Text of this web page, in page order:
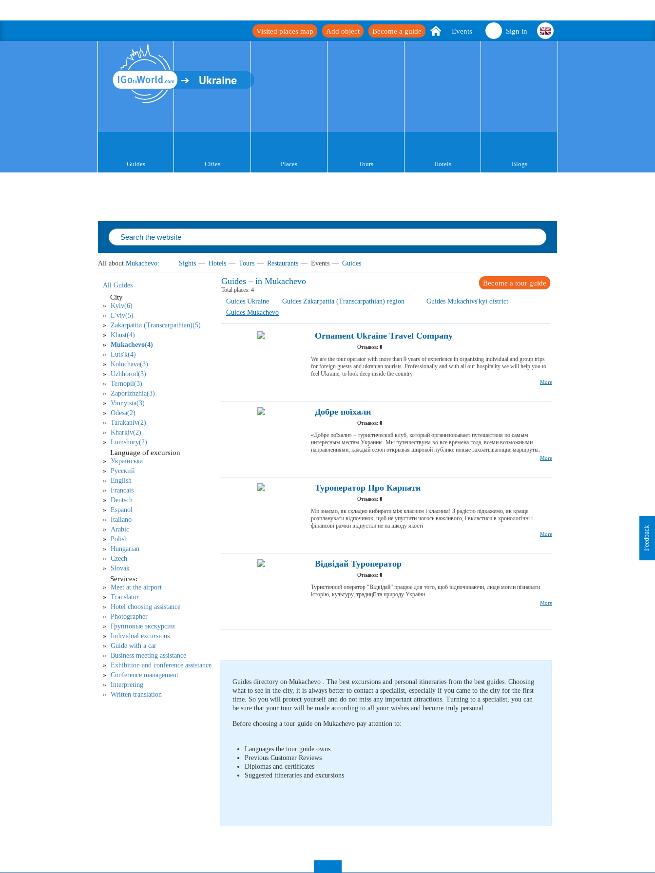
Sign in
Events
Become a guide
Add object
Visited places map
Ukraine
Guides Cities Places Tours Hotels Blogs
All about Mukachevo: Sights — Hotels — Tours — Restaurants — Events — Guides
All Guides
City
Kyiv(6)
L'viv(5)
Zakarpattia (Transcarpathian)(5)
Khust(4)
Mukachevo(4)
Luts'k(4)
Kolochava(3)
Uzhhorod(3)
Ternopil(3)
Zaporizhzhia(3)
Vinnytsia(3)
Odesa(2)
Tarakaniv(2)
Kharkiv(2)
Lumshory(2)
Language of excursion
Українська
Русский
English
Francais
Deutsch
Espanol
Italiano
Arabic
Polish
Hungarian
Czech
Slovak
Services:
Meet at the airport
Translator
Hotel choosing assistance
Photographer
Групповые экскурсии
Individual excursions
Guide with a car
Business meeting assistance
Exhibition and conference assistance
Conference management
Interpreting
Written translation
Guides – in Mukachevo Become a tour guide
Total places: 4
Guides Ukraine Guides Zakarpattia (Transcarpathian) region
Guides Mukachivs'kyi district
Guides Mukachevo
Ornament Ukraine Travel Company
Отзывов: 0
We are the tour operator with more than 9 years of experience in organizing individual and group trips
for foreign guests and ukranian tourists. Professionally and with all our hospitality we will help you to
feel Ukraine, to look deep inside the country.
More
Добре поїхали
Отзывов: 0
«Добре поїхали» – туристический клуб, который организовывает путешествия по самым
интересным местам Украины. Мы путешествуем во все времена года, всеми возможными
направлениями, каждый сезон открывая широкой публике новые захватывающие маршруты.
More
Туроператор Про Карпати
Отзывов: 0
Ми знаємо, як складно вибирати між класним і класним! З радістю підкажемо, як краще
розпланувати відпочинок, щоб не упустити чогось важливого, і вкластися в хронологічні і
фінансові рамки відпустки не на шкоду якості
More
Відвідай Туроператор
Отзывов: 0
Туристичний оператор “Відвідай” працює для того, щоб відпочиваючи, люди могли пізнавати
історію, культуру, традиції та природу України.
More
Guides directory on Mukachevo . The best excursions and personal itineraries from the best guides. Choosing
what to see in the city, it is always better to contact a specialist, especially if you came to the city for the first
time. So you will protect yourself and do not miss any important attractions. Turning to a specialist, you can
be sure that your tour will be made according to all your wishes and become truly personal.
Before choosing a tour guide on Mukachevo pay attention to:
Languages ​​the tour guide owns
Previous Customer Reviews
Diplomas and certificates
Suggested itineraries and excursions
Feedback